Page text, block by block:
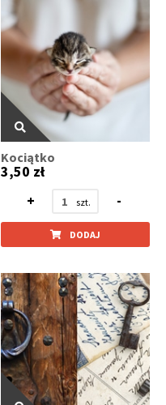
Kociątko
3,50 zł
+
-
DODAJ